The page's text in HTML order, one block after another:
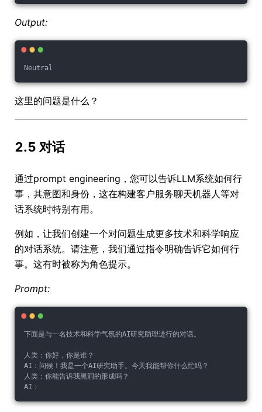
Output:
Neutral
这里的问题是什么？
2.5 对话
通过prompt engineering，您可以告诉LLM系统如何行
事，其意图和身份，这在构建客户服务聊天机器人等对
话系统时特别有用。
例如，让我们创建一个对问题生成更多技术和科学响应
的对话系统。请注意，我们通过指令明确告诉它如何行
事。这有时被称为角色提示。
Prompt:
下面是与一名技术和科学气氛的AI研究助理进行的对话。
人类：你好，你是谁？
AI：问候！我是一个AI研究助手。今天我能帮你什么忙吗？
人类：你能告诉我黑洞的形成吗？
AI：